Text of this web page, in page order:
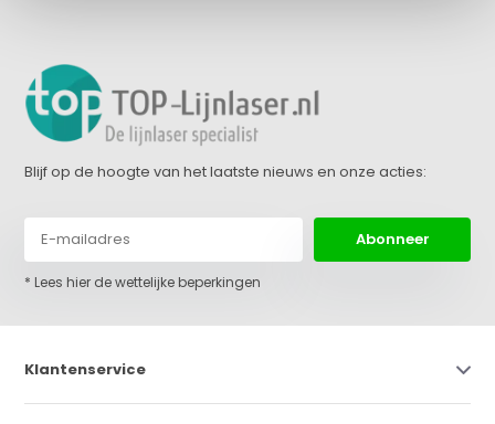
Blijf op de hoogte van het laatste nieuws en onze acties:
Abonneer
* Lees hier de wettelijke beperkingen
Klantenservice